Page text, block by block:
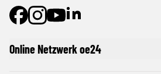
Online Netzwerk oe24